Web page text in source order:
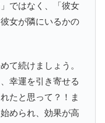
ではなく、「彼女
女が隣にいるかの
て続けましょう。
幸運を引き寄せる
たと思って？！ま
められ、効果が高